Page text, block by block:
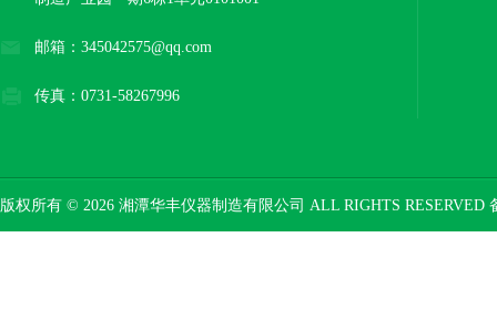
邮箱：345042575@qq.com
传真：0731-58267996
版权所有 © 2026 湘潭华丰仪器制造有限公司 ALL RIGHTS RESERVED